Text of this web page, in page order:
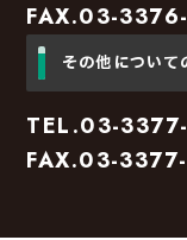
FAX.03-
その他について
TEL.03-
FAX.03-